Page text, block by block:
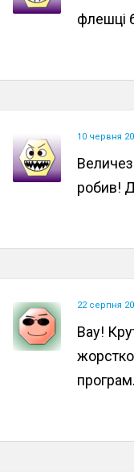
флешці
10 червня
робив!
22 серпня
Вау!